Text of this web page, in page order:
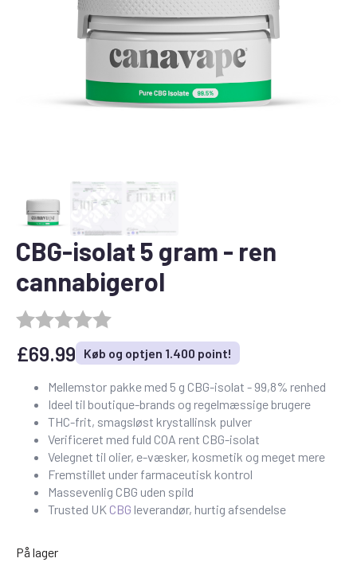
CBG-isolat 5 gram - ren
cannabigerol
£69.99 Køb og optjen 1.400 point!
Mellemstor pakke med 5 g CBG-isolat - 99,8% renhed
Ideel til boutique-brands og regelmæssige brugere
THC-frit, smagsløst krystallinsk pulver
Verificeret med fuld COA rent CBG-isolat
Velegnet til olier, e-væsker, kosmetik og meget mere
Fremstillet under farmaceutisk kontrol
Massevenlig CBG uden spild
Trusted UK CBG leverandør, hurtig afsendelse
På lager